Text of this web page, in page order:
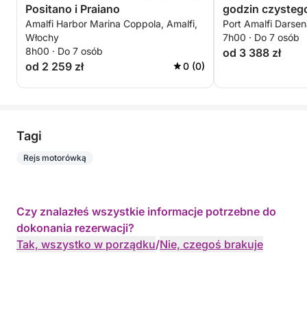
Positano i Praiano
Amalfi Harbor Marina Coppola, Amalfi,
Włochy
8h00 · Do 7 osób
od 2 259 zł 0 (0)
godzin
Port Amalfi
7h00 · Do 7 osób
od 3 388 zł
Tagi
Rejs motorówką
Czy znalazłeś wszystkie informacje potrzebne do
dokonania rezerwacji?
Tak, wszystko w porządku/Nie, czegoś brakuje